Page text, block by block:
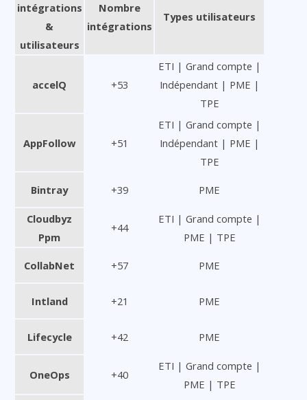
intégrations
&
utilisateurs
Nombre
intégrations
Types utilisateurs
accelQ +53
ETI | Grand compte |
Indépendant | PME |
TPE
AppFollow +51
ETI | Grand compte |
Indépendant | PME |
TPE
Bintray +39 PME
Cloudbyz
Ppm
+44
ETI | Grand compte |
PME | TPE
CollabNet +57 PME
Intland +21 PME
Lifecycle +42 PME
OneOps +40
ETI | Grand compte |
PME | TPE